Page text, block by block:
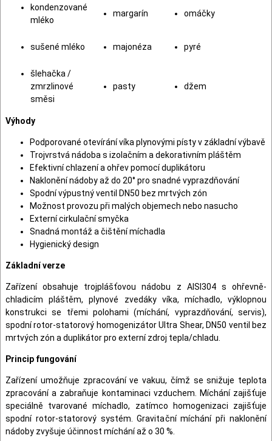
kondenzované
mléko
margarín omáčky
sušené mléko majonéza pyré
šlehačka /
zmrzlinové
směsi
pasty džem
Výhody
Podporované otevírání víka plynovými písty v základní výbavě
Trojvrstvá nádoba s izolačním a dekorativním pláštěm
Efektivní chlazení a ohřev pomocí duplikátoru
Naklonění nádoby až do 20° pro snadné vyprazdňování
Spodní výpustný ventil DN50 bez mrtvých zón
Možnost provozu při malých objemech nebo nasucho
Externí cirkulační smyčka
Snadná montáž a čištění míchadla
Hygienický design
Základní verze
Zařízení obsahuje trojplášťovou nádobu z AISI304 s ohřevně-
chladicím pláštěm, plynové zvedáky víka, míchadlo, výklopnou
konstrukci se třemi polohami (míchání, vyprazdňování, servis),
spodní rotor-statorový homogenizátor Ultra Shear, DN50 ventil bez
mrtvých zón a duplikátor pro externí zdroj tepla/chladu.
Princip fungování
Zařízení umožňuje zpracování ve vakuu, čímž se snižuje teplota
zpracování a zabraňuje kontaminaci vzduchem. Míchání zajišťuje
speciálně tvarované míchadlo, zatímco homogenizaci zajišťuje
spodní rotor-statorový systém. Gravitační míchání při naklonění
nádoby zvyšuje účinnost míchání až o 30 %.